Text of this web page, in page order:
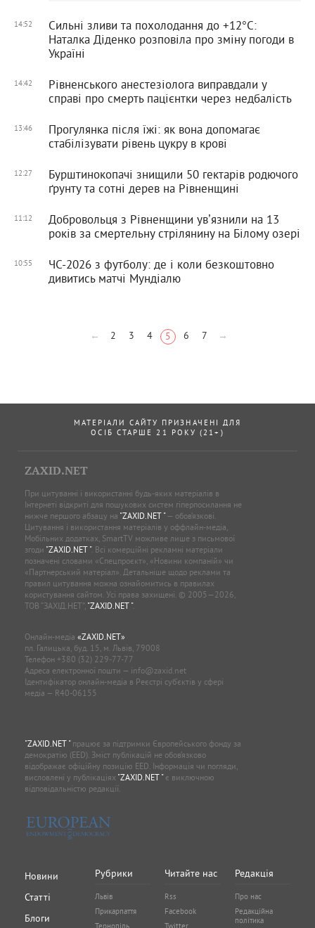
14:52
Сильні зливи та похолодання до +12°С:
Наталка Діденко розповіла про зміну погоди в
Україні
14:42
Рівненського анестезіолога виправдали у
справі про смерть пацієнтки через недбалість
13:46
Прогулянка після їжі: як вона допомагає
стабілізувати рівень цукру в крові
12:27
Бурштинокопачі знищили 50 гектарів родючого
ґрунту та сотні дерев на Рівненщині
11:12
Добровольця з Рівненщини увʼязнили на 13
років за смертельну стрілянину на Білому озері
10:55
ЧС-2026 з футболу: де і коли безкоштовно
дивитись матчі Мундіалю
← 2 3 4 5 6 7 →
МАТЕРІАЛИ САЙТУ ПРИЗНАЧЕНІ ДЛЯ
ОСІБ СТАРШЕ 21 РОКУ (21+)
ZAXID.NET
При цитуванні і використанні будь-яких матеріалів в
Інтернеті відкриті для пошукових систем гіперпосилання не
нижче першого абзацу на "ZAXID.NET "— обов’язкові.
Цитування і використання матеріалів у оффлайн-медіа,
Мобільних додатках, SmartTV можливе лише з письмової
згоди "ZAXID.NET ". Всі комерційні рекламні матеріали
позначені словами «Спецпроєкт», «Новини компаній» чи
«Партнерський матеріал». Детальніше щодо реклами та
правил цитування можна ознайомитись в правилах
користування сайтом. Усі права захищені. © 2005—2026,
ТОВ “ЗАХІД.НЕТ”, "ZAXID.NET ".
Онлайн-медіа «ZAXID.NET»
пл. Галицька, буд. 15, м. Львів, 79008
Телефон +380 (32) 229-77-77
Адреса електронної пошти — info@zaxid.net
Ідентифікатор онлайн-медіа в Реєстрі суб'єктів у сфері
медіа — R40-06155
"ZAXID.NET "працює за підтримки Європейського фонду за
демократію (EED). Зміст публікацій не обов’язково
відображає офіційну позицію EED. Інформація чи погляди,
висловлені у публікаціях "ZAXID.NET "є виключною
відповідальністю редакції.
Новини
Статті
Блоги
Рубрики
Львів
Прикарпаття
Читайте нас
Rss
Facebook
Редакція
Про нас
Редакційна
політика